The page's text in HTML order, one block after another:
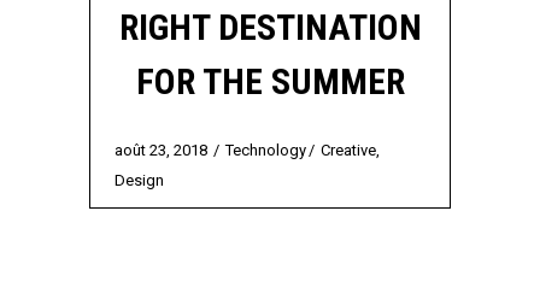
RIGHT DESTINATION
FOR THE SUMMER
août 23, 2018 Technology Creative,
Design